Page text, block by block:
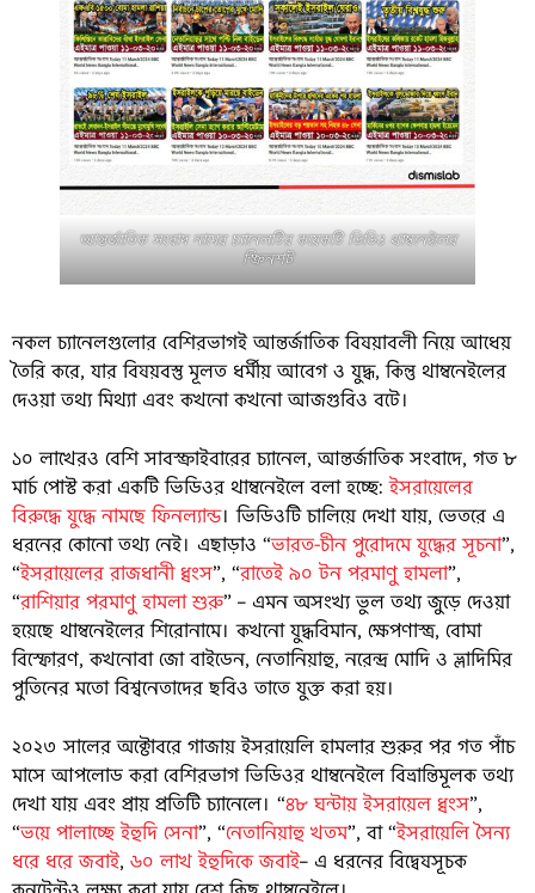
আন্তর্জাতিক সংবাদ নামের চ্যানেলটির কয়েকটি ভিডিও থাম্বনেইলের
স্ক্রিনশট
নকল চ্যানেলগুলোর বেশিরভাগই আন্তর্জাতিক বিষয়াবলী নিয়ে আধেয়
তৈরি করে, যার বিষয়বস্তু মূলত ধর্মীয় আবেগ ও যুদ্ধ, কিন্তু থাম্বনেইলের
দেওয়া তথ্য মিথ্যা এবং কখনো কখনো আজগুবিও বটে।
১০ লাখেরও বেশি সাবস্ক্রাইবারের চ্যানেল, আন্তর্জাতিক সংবাদে, গত ৮
মার্চ পোস্ট করা একটি ভিডিওর থাম্বনেইলে বলা হচ্ছে:ইসরায়েলের
বিরুদ্ধে যুদ্ধে নামছে ফিনল্যান্ড। ভিডিওটি চালিয়ে দেখা যায়, ভেতরে এ
ধরনের কোনো তথ্য নেই। এছাড়াও “ভারত-চীন পুরোদমে যুদ্ধের সূচনা”,
“ইসরায়েলের রাজধানী ধ্বংস”, “রাতেই ৯০ টন পরমাণু হামলা”,
“রাশিয়ার পরমাণু হামলা শুরু” – এমন অসংখ্য ভুল তথ্য জুড়ে দেওয়া
হয়েছে থাম্বনেইলের শিরোনামে। কখনো যুদ্ধবিমান, ক্ষেপণাস্ত্র, বোমা
বিস্ফোরণ, কখনোবা জো বাইডেন, নেতানিয়াহু, নরেন্দ্র মোদি ও ভ্লাদিমির
পুতিনের মতো বিশ্বনেতাদের ছবিও তাতে যুক্ত করা হয়।
২০২৩ সালের অক্টোবরে গাজায় ইসরায়েলি হামলার শুরুর পর গত পাঁচ
মাসে আপলোড করা বেশিরভাগ ভিডিওর থাম্বনেইলে বিভ্রান্তিমূলক তথ্য
দেখা যায় এবং প্রায় প্রতিটি চ্যানেলে। “৪৮ ঘন্টায় ইসরায়েল ধ্বংস”,
“ভয়ে পালাচ্ছে ইহুদি সেনা”, “নেতানিয়াহু খতম”, বা “ইসরায়েলি সৈন্য
ধরে ধরে জবাই, ৬০ লাখ ইহুদিকে জবাই– এ ধরনের বিদ্বেষসূচক